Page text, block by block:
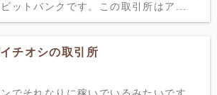
ットバンクです。この取引所はア...
チオシの取引所